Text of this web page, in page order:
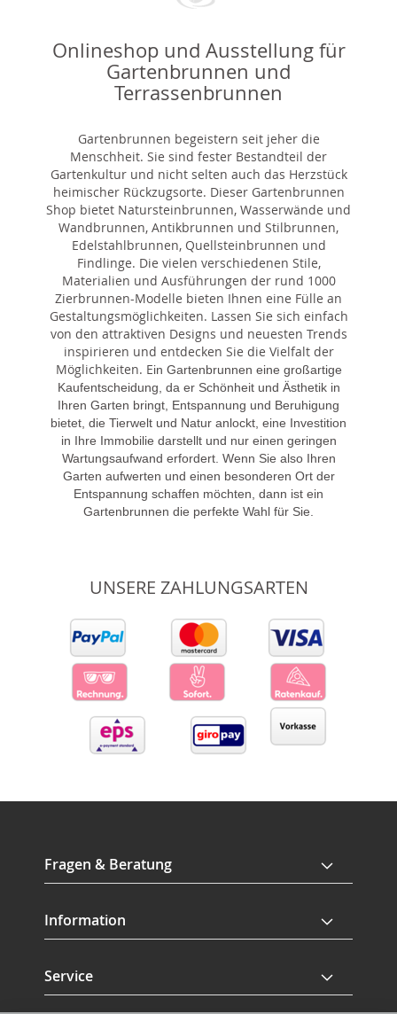
Onlineshop und Ausstellung für
Gartenbrunnen und
Terrassenbrunnen
Gartenbrunnen begeistern seit jeher die
Menschheit. Sie sind fester Bestandteil der
Gartenkultur und nicht selten auch das Herzstück
heimischer Rückzugsorte. Dieser Gartenbrunnen
Shop bietet Natursteinbrunnen, Wasserwände und
Wandbrunnen, Antikbrunnen und Stilbrunnen,
Edelstahlbrunnen, Quellsteinbrunnen und
Findlinge. Die vielen verschiedenen Stile,
Materialien und Ausführungen der rund 1000
Zierbrunnen-Modelle bieten Ihnen eine Fülle an
Gestaltungsmöglichkeiten. Lassen Sie sich einfach
von den attraktiven Designs und neuesten Trends
inspirieren und entdecken Sie die Vielfalt der
Möglichkeiten. Ein Gartenbrunnen eine großartige
Kaufentscheidung, da er Schönheit und Ästhetik in
Ihren Garten bringt, Entspannung und Beruhigung
bietet, die Tierwelt und Natur anlockt, eine Investition
in Ihre Immobilie darstellt und nur einen geringen
Wartungsaufwand erfordert. Wenn Sie also Ihren
Garten aufwerten und einen besonderen Ort der
Entspannung schaffen möchten, dann ist ein
Gartenbrunnen die perfekte Wahl für Sie.
UNSERE ZAHLUNGSARTEN
Fragen & Beratung
Information
Service